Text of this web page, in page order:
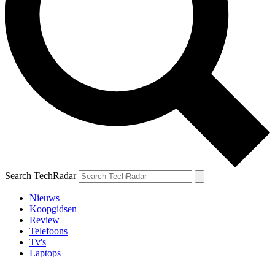
Search TechRadar
Nieuws
Koopgidsen
Review
Telefoons
Tv's
Laptops